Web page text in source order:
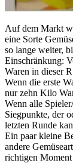
Auf dem Markt
eine Sorte
so lange weiter,
Einschränkung:
Waren in dieser
Wenn die erste
nur zehn Kilo
Wenn alle
Siegpunkte, der
letzten Runde
Ein paar kleine
andere
richtigen